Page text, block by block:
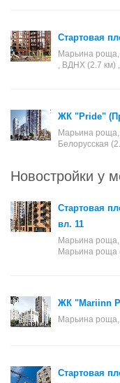
Стартовая
Марьина роща,
, ВДНХ (2.7 км)
ЖК "Pride"
Марьина роща,
Белорусская
Новостройки у
Стартовая
вл. 11
Марьина
Марьина роща
ЖК "Mariinn
Марьина
Стартовая